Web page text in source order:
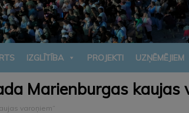
IZGLĪTĪBA PROJEKTI UZŅĒMĒJIEM
Marienburgas kaujas
varoņiem”